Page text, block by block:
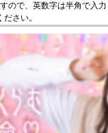
ので、英数字は半角で入力
ださい。